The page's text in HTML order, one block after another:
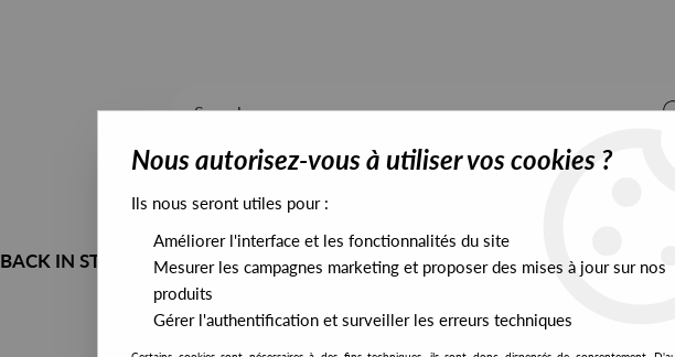
BACK IN STOCK ALL STOCK EXCLUSIVES PRESALES EXCLUSIVES
Nous autorisez-vous à utiliser vos cookies ?
Ils nous seront utiles pour :
Améliorer l'interface et les fonctionnalités du site
Mesurer les campagnes marketing et proposer des mises à jour sur nos
produits
Gérer l'authentification et surveiller les erreurs techniques